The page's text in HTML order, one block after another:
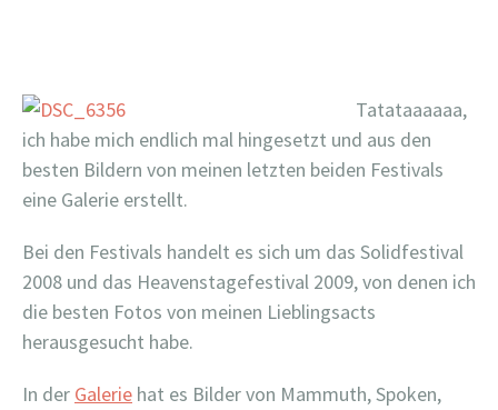
Tatataaaaaa,
ich habe mich endlich mal hingesetzt und aus den
besten Bildern von meinen letzten beiden Festivals
eine Galerie erstellt.
Bei den Festivals handelt es sich um das Solidfestival
2008 und das Heavenstagefestival 2009, von denen ich
die besten Fotos von meinen Lieblingsacts
herausgesucht habe.
In der Galerie hat es Bilder von Mammuth, Spoken,